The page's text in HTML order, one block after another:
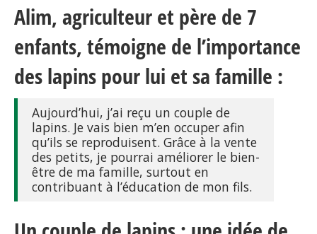
Alim, agriculteur et père de 7
enfants, témoigne de l’importance
des lapins pour lui et sa famille :
Aujourd’hui, j’ai reçu un couple de
lapins. Je vais bien m’en occuper afin
qu’ils se reproduisent. Grâce à la vente
des petits, je pourrai améliorer le bien-
être de ma famille, surtout en
contribuant à l’éducation de mon fils.